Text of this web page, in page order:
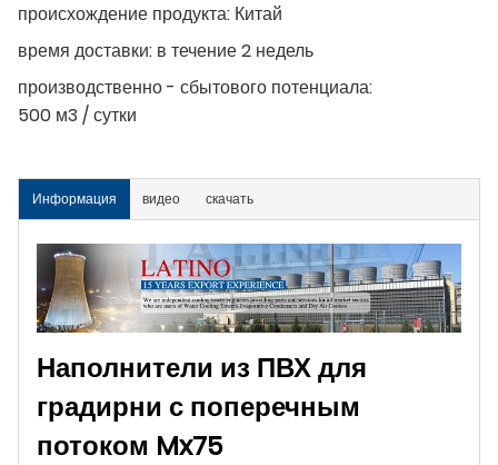
происхождение продукта: Китай
время доставки: в течение 2 недель
производственно - сбытового потенциала:
500 м3 / сутки
Информация видео скачать
Наполнители из ПВХ для
градирни с поперечным
потоком Mx75